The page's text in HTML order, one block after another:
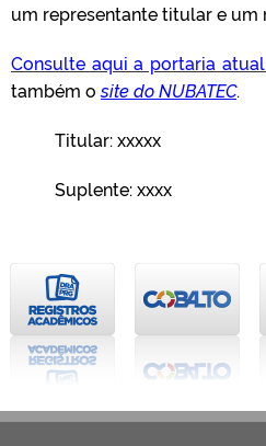
um representante titular e um
Consulte aqui a portaria
também osite do NUBATEC.
Titular: xxxxx
Suplente: xxxx